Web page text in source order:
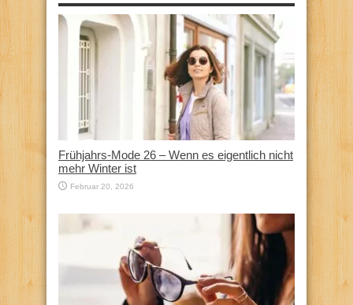
Frühjahrs-Mode 26 – Wenn es eigentlich nicht
mehr Winter ist
Februar 20, 2026